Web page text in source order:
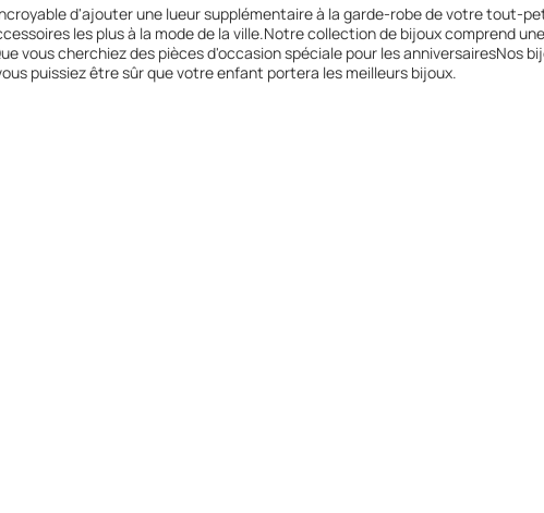
d'ajouter une lueur supplémentaire à la garde-robe de votre tout-
les plus à la mode de la ville.Notre collection de bijoux comprend
vous cherchiez des pièces d'occasion spéciale pour les anniversairesNos
puissiez être sûr que votre enfant portera les meilleurs bijoux.